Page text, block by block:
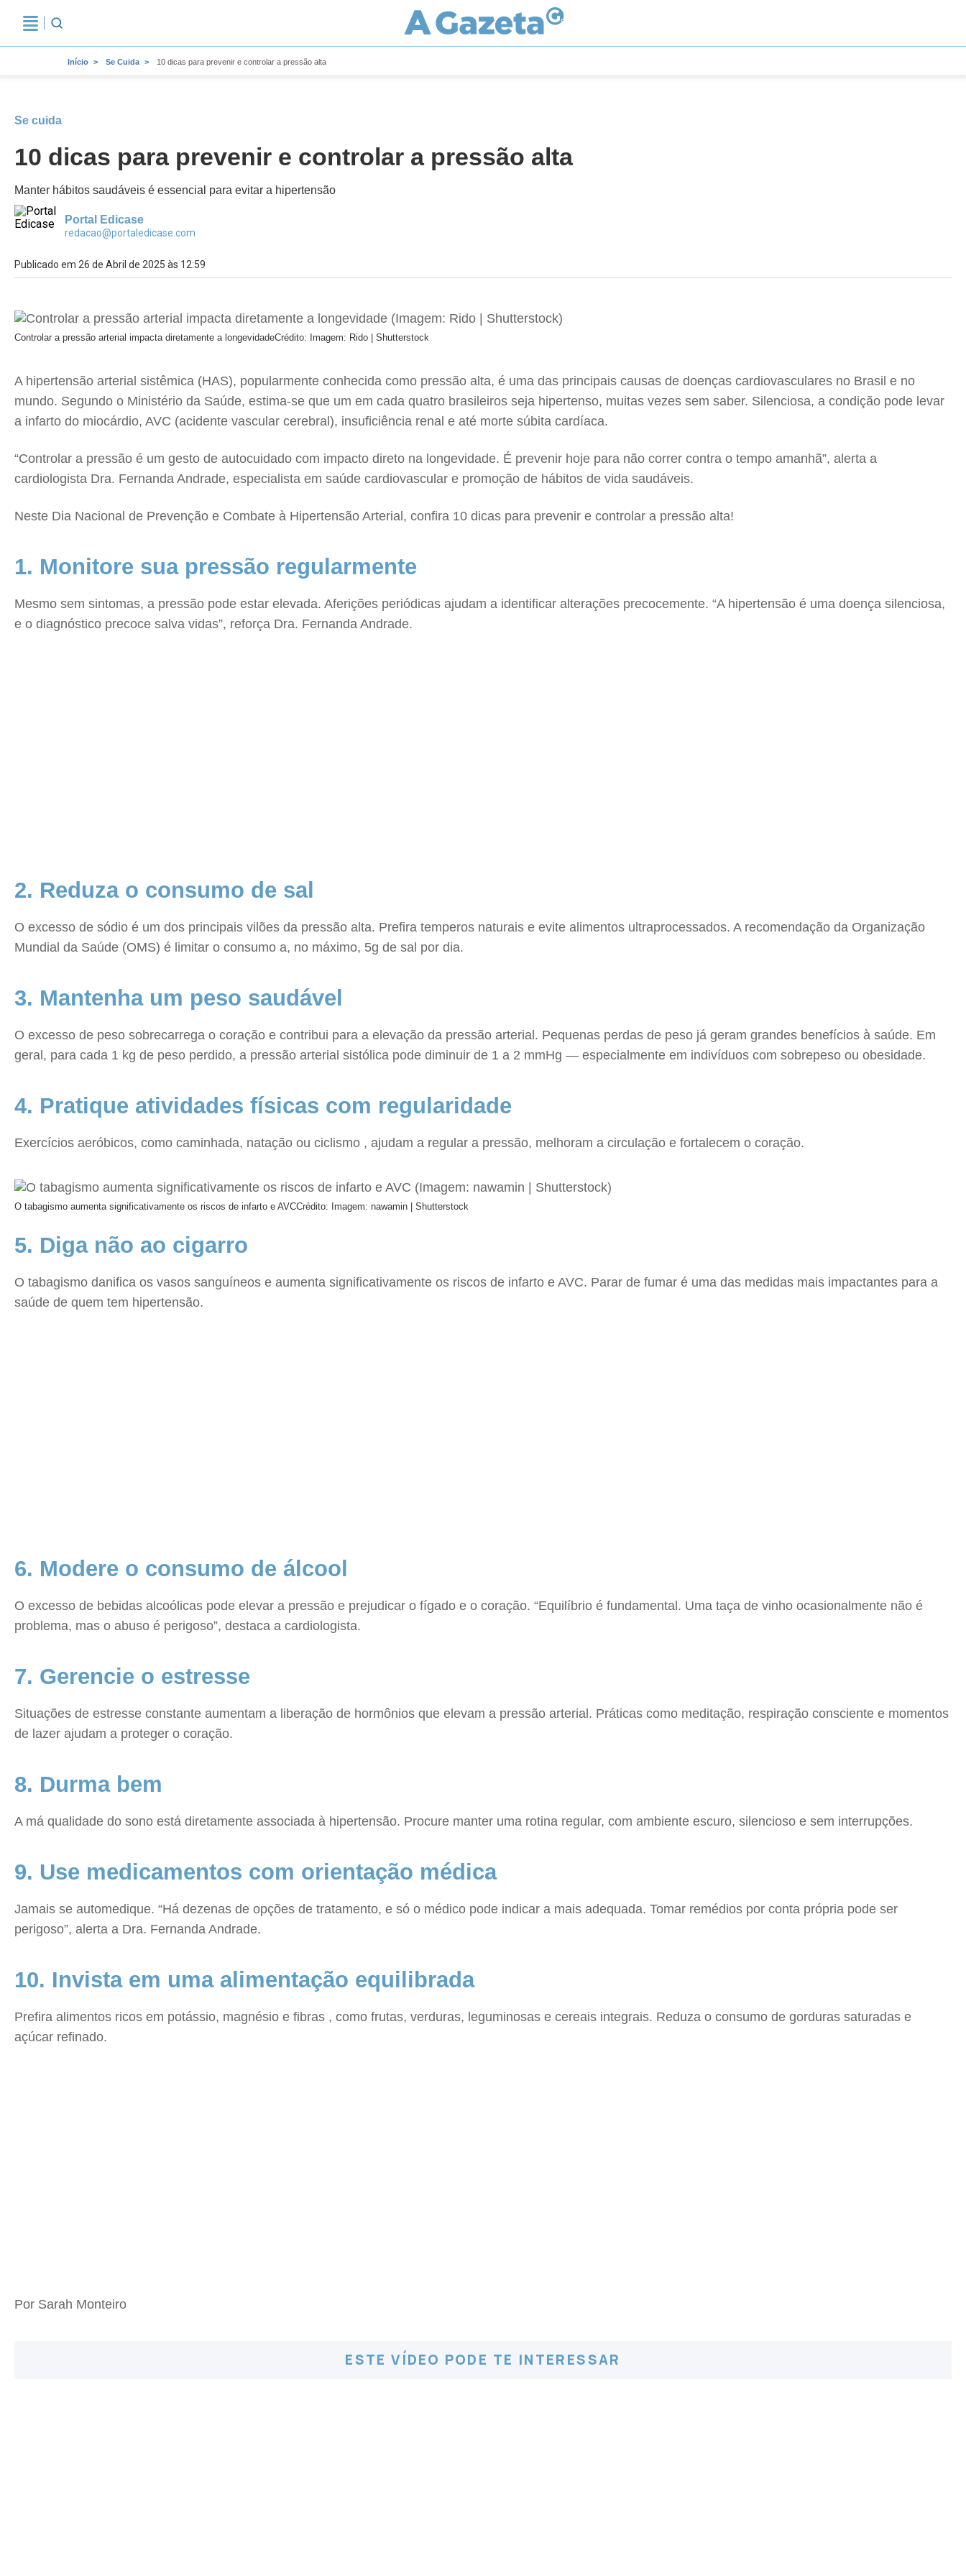
Início Se Cuida 10 dicas para prevenir e controlar a pressão alta
Se cuida
10 dicas para prevenir e controlar a pressão alta
Manter hábitos saudáveis é essencial para evitar a hipertensão
Portal Edicase
redacao@portaledicase.com
Publicado em 26 de Abril de 2025 às 12:59
Controlar a pressão arterial impacta diretamente a longevidadeCrédito: Imagem: Rido | Shutterstock
A hipertensão arterial sistêmica (HAS), popularmente conhecida como pressão alta, é uma das principais causas de doenças cardiovasculares no Brasil e no
mundo. Segundo o Ministério da Saúde, estima-se que um em cada quatro brasileiros seja hipertenso, muitas vezes sem saber. Silenciosa, a condição pode levar
a infarto do miocárdio, AVC (acidente vascular cerebral), insuficiência renal e até morte súbita cardíaca.
“Controlar a pressão é um gesto de autocuidado com impacto direto na longevidade. É prevenir hoje para não correr contra o tempo amanhã”, alerta a
cardiologista Dra. Fernanda Andrade, especialista em saúde cardiovascular e promoção de hábitos de vida saudáveis.
Neste Dia Nacional de Prevenção e Combate à Hipertensão Arterial, confira 10 dicas para prevenir e controlar a pressão alta!
1. Monitore sua pressão regularmente
Mesmo sem sintomas, a pressão pode estar elevada. Aferições periódicas ajudam a identificar alterações precocemente. “A hipertensão é uma doença silenciosa,
e o diagnóstico precoce salva vidas”, reforça Dra. Fernanda Andrade.
2. Reduza o consumo de sal
O excesso de sódio é um dos principais vilões da pressão alta. Prefira temperos naturais e evite alimentos ultraprocessados. A recomendação da Organização
Mundial da Saúde (OMS) é limitar o consumo a, no máximo, 5g de sal por dia.
3. Mantenha um peso saudável
O excesso de peso sobrecarrega o coração e contribui para a elevação da pressão arterial. Pequenas perdas de peso já geram grandes benefícios à saúde. Em
geral, para cada 1 kg de peso perdido, a pressão arterial sistólica pode diminuir de 1 a 2 mmHg — especialmente em indivíduos com sobrepeso ou obesidade.
4. Pratique atividades físicas com regularidade
Exercícios aeróbicos, como caminhada, natação ou ciclismo , ajudam a regular a pressão, melhoram a circulação e fortalecem o coração.
O tabagismo aumenta significativamente os riscos de infarto e AVCCrédito: Imagem: nawamin | Shutterstock
5. Diga não ao cigarro
O tabagismo danifica os vasos sanguíneos e aumenta significativamente os riscos de infarto e AVC. Parar de fumar é uma das medidas mais impactantes para a
saúde de quem tem hipertensão.
6. Modere o consumo de álcool
O excesso de bebidas alcoólicas pode elevar a pressão e prejudicar o fígado e o coração. “Equilíbrio é fundamental. Uma taça de vinho ocasionalmente não é
problema, mas o abuso é perigoso”, destaca a cardiologista.
7. Gerencie o estresse
Situações de estresse constante aumentam a liberação de hormônios que elevam a pressão arterial. Práticas como meditação, respiração consciente e momentos
de lazer ajudam a proteger o coração.
8. Durma bem
A má qualidade do sono está diretamente associada à hipertensão. Procure manter uma rotina regular, com ambiente escuro, silencioso e sem interrupções.
9. Use medicamentos com orientação médica
Jamais se automedique. “Há dezenas de opções de tratamento, e só o médico pode indicar a mais adequada. Tomar remédios por conta própria pode ser
perigoso”, alerta a Dra. Fernanda Andrade.
10. Invista em uma alimentação equilibrada
Prefira alimentos ricos em potássio, magnésio e fibras , como frutas, verduras, leguminosas e cereais integrais. Reduza o consumo de gorduras saturadas e
açúcar refinado.
Por Sarah Monteiro
ESTE VÍDEO PODE TE INTERESSAR